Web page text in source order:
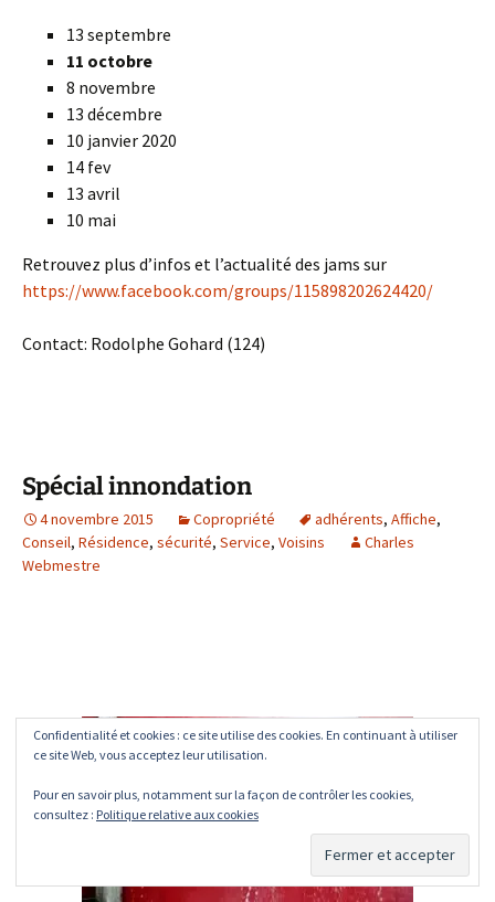
13 septembre
11 octobre
8 novembre
13 décembre
10 janvier 2020
14 fev
13 avril
10 mai
Retrouvez plus d’infos et l’actualité des jams sur
https://www.facebook.com/groups/115898202624420/
Contact: Rodolphe Gohard (124)
Spécial innondation
4 novembre 2015 Copropriété adhérents, Affiche,
Conseil, Résidence, sécurité, Service, Voisins
Charles
Webmestre
Confidentialité et cookies : ce site utilise des cookies. En continuant à utiliser
ce site Web, vous acceptez leur utilisation.
Pour en savoir plus, notamment sur la façon de contrôler les cookies,
consultez : Politique relative aux cookies